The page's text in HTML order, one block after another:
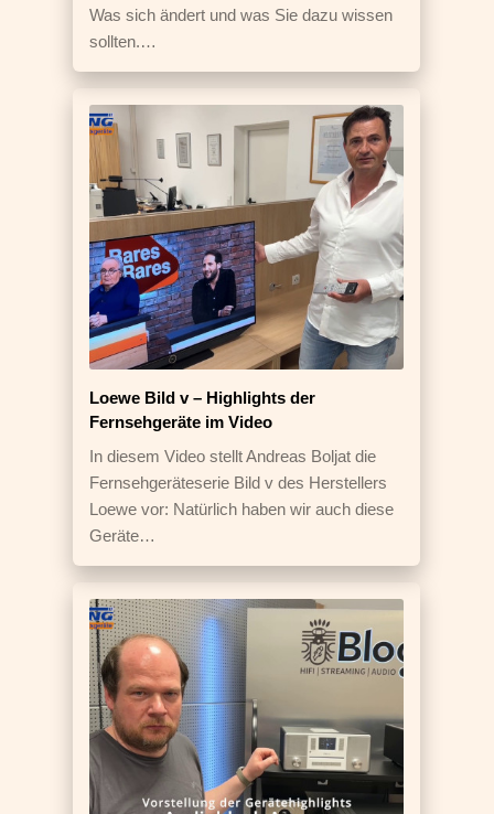
Was sich ändert und was Sie dazu wissen
sollten.…
Loewe Bild v – Highlights der
Fernsehgeräte im Video
In diesem Video stellt Andreas Boljat die
Fernsehgeräteserie Bild v des Herstellers
Loewe vor: Natürlich haben wir auch diese
Geräte…